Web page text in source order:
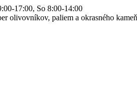
17:00, So 8:00-14:00
olivovníkov, paliem a okrasného